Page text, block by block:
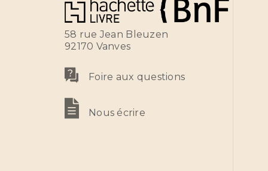
58 rue Jean Bleuzen
92170 Vanves
Foire aux questions
Nous écrire